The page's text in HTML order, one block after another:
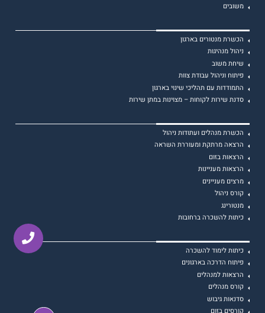
משובים
הכשרת מנטורים בארגון
ניהול מנהיגות
שיחת משוב
פיתוח וניהול עבודת צוות
התמודדות עם תהליכי שינוי בארגון
סדנת שירות לקוחות – מצוינות במתן שירות
הכשרת מנהלים ועתודות ניהול
הרצאה מרתקת ומעוררת השראה
הרצאות בזום
הרצאות מעניינות
מרצים מעניינים
קורס ניהול
מנטורינג
כיתות להשכרה ברחובות
כיתות לימוד להשכרה
פיתוח הדרכה בארגונים
הרצאות למנהלים
קורס מנהלים
סדנאות גיבוש